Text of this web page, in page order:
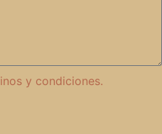
y condiciones.